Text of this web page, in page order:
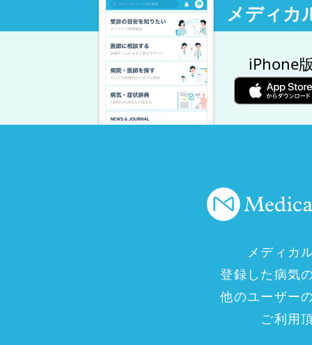
メディカ
iPhone
メディカ
登録した病気
他のユーザー
ご利用